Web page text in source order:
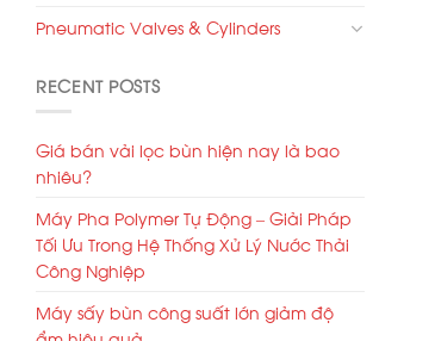
Pneumatic Valves & Cylinders
RECENT POSTS
Giá bán vải lọc bùn hiện nay là bao
nhiêu?
Máy Pha Polymer Tự Động – Giải Pháp
Tối Ưu Trong Hệ Thống Xử Lý Nước Thải
Công Nghiệp
Máy sấy bùn công suất lớn giảm độ